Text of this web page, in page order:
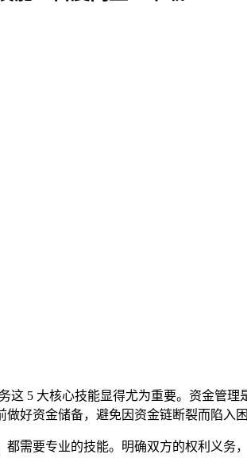
5 大核心技能显得尤为重要。资金管
好资金储备，避免因资金链断裂而陷入困
需要专业的技能。明确双方的权利义务